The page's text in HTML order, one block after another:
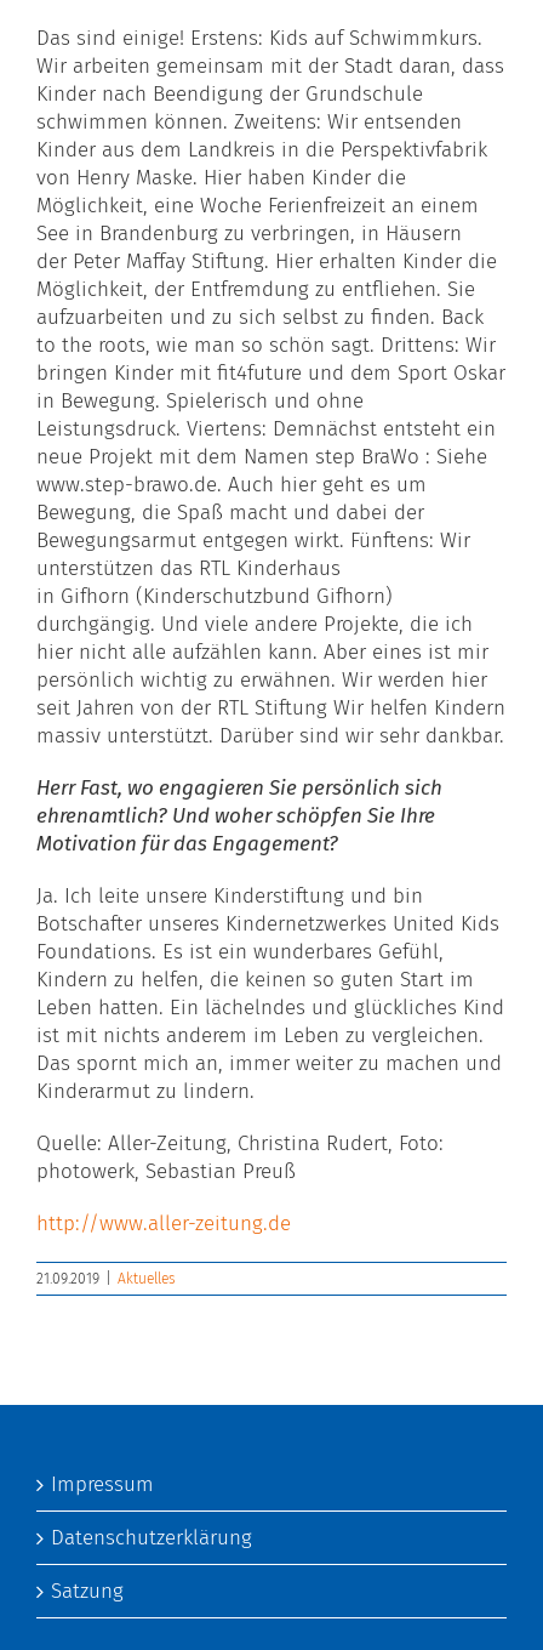
Das sind einige! Erstens: Kids auf Schwimmkurs.
Wir arbeiten gemeinsam mit der Stadt daran, dass
Kinder nach Beendigung der Grundschule
schwimmen können. Zweitens: Wir entsenden
Kinder aus dem Landkreis in die Perspektivfabrik
von Henry Maske. Hier haben Kinder die
Möglichkeit, eine Woche Ferienfreizeit an einem
See in Brandenburg zu verbringen, in Häusern
der Peter Maffay Stiftung. Hier erhalten Kinder die
Möglichkeit, der Entfremdung zu entfliehen. Sie
aufzuarbeiten und zu sich selbst zu finden. Back
to the roots, wie man so schön sagt. Drittens: Wir
bringen Kinder mit fit4future und dem Sport Oskar
in Bewegung. Spielerisch und ohne
Leistungsdruck. Viertens: Demnächst entsteht ein
neue Projekt mit dem Namen step BraWo : Siehe
www.step-brawo.de. Auch hier geht es um
Bewegung, die Spaß macht und dabei der
Bewegungsarmut entgegen wirkt. Fünftens: Wir
unterstützen das RTL Kinderhaus
in Gifhorn (Kinderschutzbund Gifhorn)
durchgängig. Und viele andere Projekte, die ich
hier nicht alle aufzählen kann. Aber eines ist mir
persönlich wichtig zu erwähnen. Wir werden hier
seit Jahren von der RTL Stiftung Wir helfen Kindern
massiv unterstützt. Darüber sind wir sehr dankbar.
Herr Fast, wo engagieren Sie persönlich sich
ehrenamtlich? Und woher schöpfen Sie Ihre
Motivation für das Engagement?
Ja. Ich leite unsere Kinderstiftung und bin
Botschafter unseres Kindernetzwerkes United Kids
Foundations. Es ist ein wunderbares Gefühl,
Kindern zu helfen, die keinen so guten Start im
Leben hatten. Ein lächelndes und glückliches Kind
ist mit nichts anderem im Leben zu vergleichen.
Das spornt mich an, immer weiter zu machen und
Kinderarmut zu lindern.
Quelle: Aller-Zeitung, Christina Rudert, Foto:
photowerk, Sebastian Preuß
http://www.aller-zeitung.de
21.09.2019 Aktuelles
Impressum
Datenschutzerklärung
Satzung